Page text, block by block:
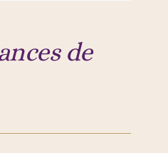
de